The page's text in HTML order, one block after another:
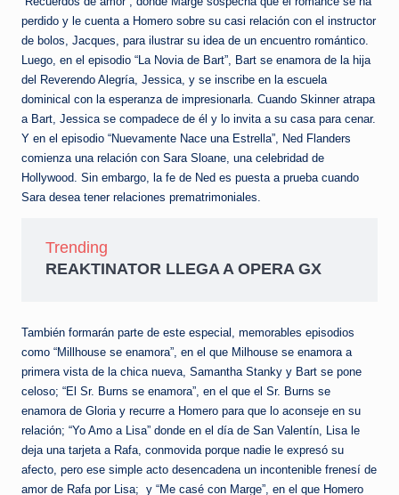
perdido y le cuenta a Homero sobre su casi relación con el instructor
de bolos, Jacques, para ilustrar su idea de un encuentro romántico.
Luego, en el episodio “La Novia de Bart”, Bart se enamora de la hija
del Reverendo Alegría, Jessica, y se inscribe en la escuela
dominical con la esperanza de impresionarla. Cuando Skinner atrapa
a Bart, Jessica se compadece de él y lo invita a su casa para cenar.
Y en el episodio “Nuevamente Nace una Estrella”, Ned Flanders
comienza una relación con Sara Sloane, una celebridad de
Hollywood. Sin embargo, la fe de Ned es puesta a prueba cuando
Sara desea tener relaciones prematrimoniales.
Trending
REAKTINATOR LLEGA A OPERA GX
También formarán parte de este especial, memorables episodios
como “Millhouse se enamora”, en el que Milhouse se enamora a
primera vista de la chica nueva, Samantha Stanky y Bart se pone
celoso; “El Sr. Burns se enamora”, en el que el Sr. Burns se
enamora de Gloria y recurre a Homero para que lo aconseje en su
relación; “Yo Amo a Lisa” donde en el día de San Valentín, Lisa le
deja una tarjeta a Rafa, conmovida porque nadie le expresó su
afecto, pero ese simple acto desencadena un incontenible frenesí de
amor de Rafa por Lisa; y “Me casé con Marge”, en el que Homero